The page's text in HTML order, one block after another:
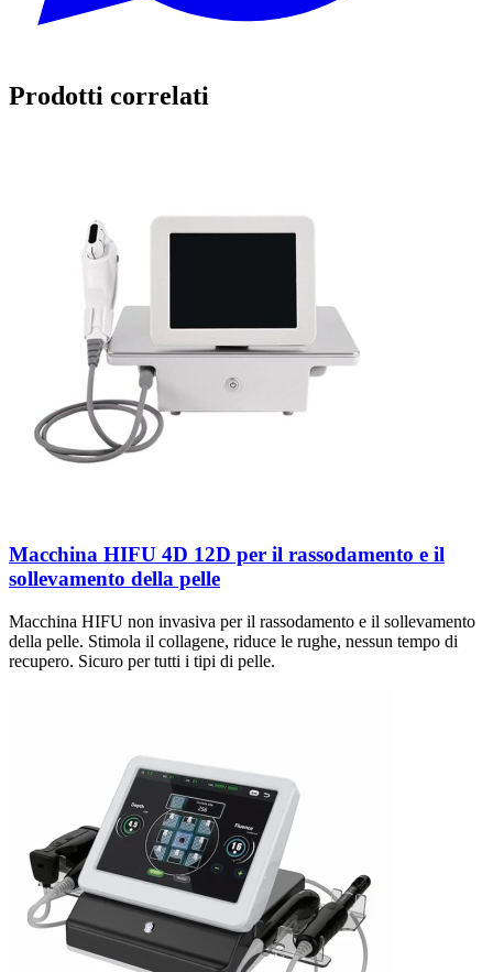
Prodotti correlati
Macchina HIFU 4D 12D per il rassodamento e il
sollevamento della pelle
Macchina HIFU non invasiva per il rassodamento e il sollevamento
della pelle. Stimola il collagene, riduce le rughe, nessun tempo di
recupero. Sicuro per tutti i tipi di pelle.